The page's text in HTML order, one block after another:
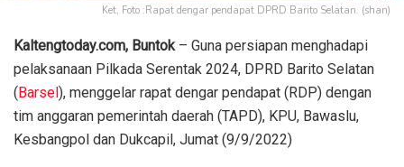
Ket, Foto :Rapat dengar pendapat DPRD Barito Selatan. (shan)
Kaltengtoday.com, Buntok – Guna persiapan menghadapi
pelaksanaan Pilkada Serentak 2024, DPRD Barito Selatan
(Barsel), menggelar rapat dengar pendapat (RDP) dengan
tim anggaran pemerintah daerah (TAPD), KPU, Bawaslu,
Kesbangpol dan Dukcapil, Jumat (9/9/2022)